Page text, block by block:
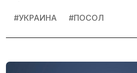
#УКРАИНА #ПОСОЛ